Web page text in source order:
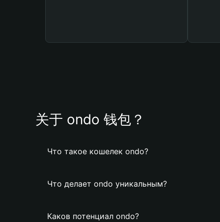
关于 ondo 钱包？
Что такое кошелек ondo?
Что делает ondo уникальным?
Каков потенциал ondo?